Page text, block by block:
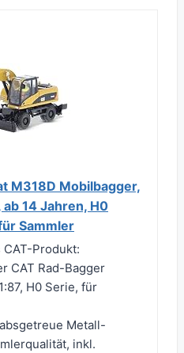
M318D Mobilbagger,
ab 14 Jahren, H0
Sammler
Produkt:
CAT Rad-Bagger
H0 Serie, für
Metall-
inkl.